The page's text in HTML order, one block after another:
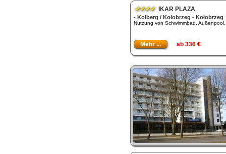
✔✔✔✔IKAR PLAZA
- Kolberg / Kołobrzeg - Kołobrzeg
Nutzung von Schwimmbad,
Mehr ... ab 336 €